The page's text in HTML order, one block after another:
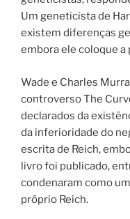
Um geneticista de
existem diferenças
embora ele coloque a
Wade e Charles
controverso The
declarados da
da inferioridade do
escrita de Reich,
livro foi publicado,
condenaram como
próprio Reich.